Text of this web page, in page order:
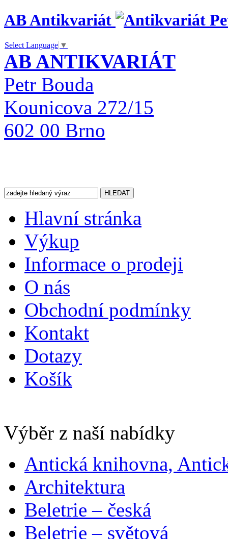
AB Antikvariát
Select Language ▼
AB ANTIKVARIÁT
Petr Bouda
Kounicova 272/15
602 00 Brno
Hlavní stránka
Výkup
Informace o prodeji
O nás
Obchodní podmínky
Kontakt
Dotazy
Košík
Výběr z naší nabídky
Antická knihovna,
Architektura
Beletrie – česká
Beletrie – světová